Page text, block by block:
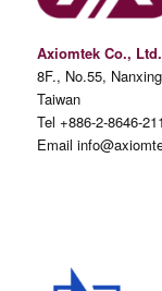
Axiomtek Co., Ltd.
8F., No.55,
Taiwan
Tel +886-2-8646-
Email